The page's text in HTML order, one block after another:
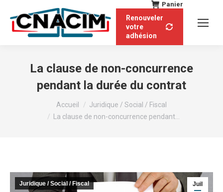
Panier
Renouveler
votre
adhésion
La clause de non-concurrence
pendant la durée du contrat
Vous êtes ici :Accueil
Juridique / Social / Fiscal
La clause de non-concurrence pendant…
Juil
Juridique / Social / Fiscal